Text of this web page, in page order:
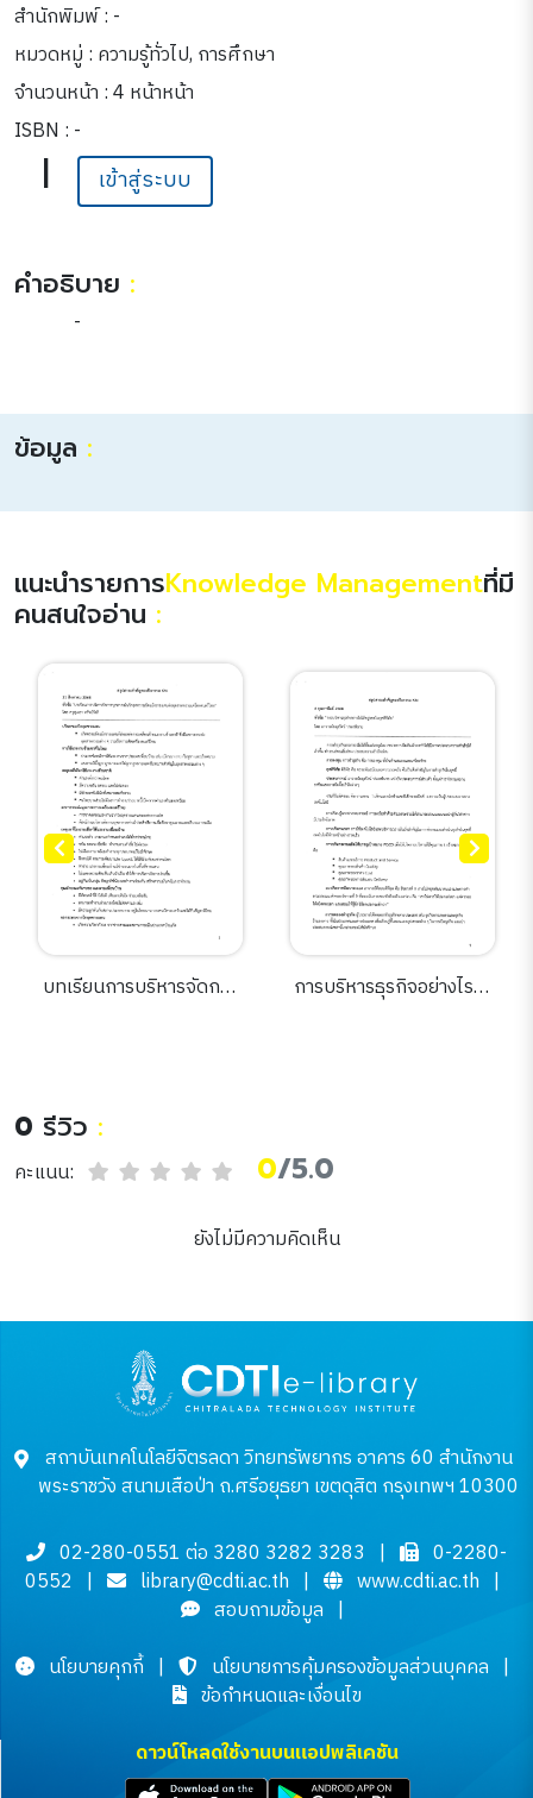
สำนักพิมพ์ : -
หมวดหมู่ : ความรู้ทั่วไป, การศึกษา
จำนวนหน้า : 4 หน้าหน้า
ISBN : -
| เข้าสู่ระบบ
คำอธิบาย :
-
ข้อมูล :
แนะนำรายการKnowledge Managementที่มี
คนสนใจอ่าน :
บทเรียนการบริหารจัดการ
การบริหารธุรกิจอย่างไรให้
0 รีวิว :
คะแนน: 0/5.0
ยังไม่มีความคิดเห็น
สถาบันเทคโนโลยีจิตรลดา วิทยทรัพยากร อาคาร 60 สำนักงาน
พระราชวัง สนามเสือป่า ถ.ศรีอยุธยา เขตดุสิต กรุงเทพฯ 10300
02-280-0551 ต่อ 3280 3282 3283 |
0-2280-
0552 | library@cdti.ac.th | www.cdti.ac.th |
สอบถามข้อมูล |
นโยบายคุกกี้ | นโยบายการคุ้มครองข้อมูลส่วนบุคคล |
ข้อกำหนดและเงื่อนไข
ดาวน์โหลดใช้งานบนแอปพลิเคชัน